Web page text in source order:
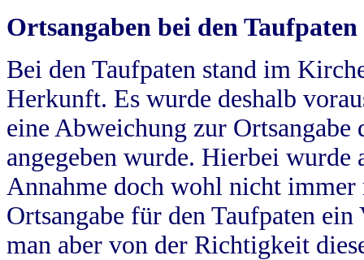
Ortsangaben bei den Taufpaten
Bei den Taufpaten stand im
Herkunft. Es wurde deshalb
eine Abweichung zur
angegeben wurde. Hierbei wurde
Annahme doch wohl nicht
Ortsangabe für den Taufpaten
man aber von der Richtigkeit